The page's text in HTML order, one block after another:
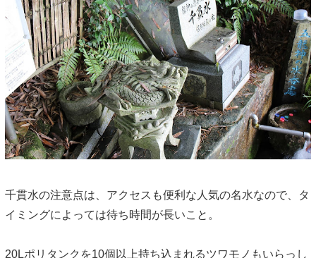
千貫水の注意点は、アクセスも便利な人気の名水なので、タ
イミングによっては待ち時間が長いこと。
20Lポリタンクを10個以上持ち込まれるツワモノもいらっし